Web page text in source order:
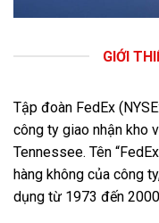
GIỚI
Tập đoàn FedEx
công ty giao nhận kho
Tennessee. Tên
hàng không của công
dụng từ 1973 đến